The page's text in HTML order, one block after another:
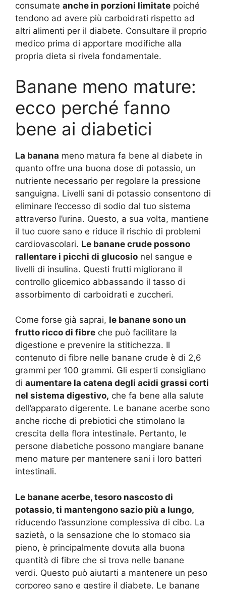
consumate anche in porzioni limitate poiché
tendono ad avere più carboidrati rispetto ad
altri alimenti per il diabete. Consultare il proprio
medico prima di apportare modifiche alla
propria dieta si rivela fondamentale.
Banane meno mature:
ecco perché fanno
bene ai diabetici
La banana meno matura fa bene al diabete in
quanto offre una buona dose di potassio, un
nutriente necessario per regolare la pressione
sanguigna. Livelli sani di potassio consentono di
eliminare l’eccesso di sodio dal tuo sistema
attraverso l’urina. Questo, a sua volta, mantiene
il tuo cuore sano e riduce il rischio di problemi
cardiovascolari. Le banane crude possono
rallentare i picchi di glucosio nel sangue e
livelli di insulina. Questi frutti migliorano il
controllo glicemico abbassando il tasso di
assorbimento di carboidrati e zuccheri.
Come forse già saprai, le banane sono un
frutto ricco di fibre che può facilitare la
digestione e prevenire la stitichezza. Il
contenuto di fibre nelle banane crude è di 2,6
grammi per 100 grammi. Gli esperti consigliano
di aumentare la catena degli acidi grassi corti
nel sistema digestivo, che fa bene alla salute
dell’apparato digerente. Le banane acerbe sono
anche ricche di prebiotici che stimolano la
crescita della flora intestinale. Pertanto, le
persone diabetiche possono mangiare banane
meno mature per mantenere sani i loro batteri
intestinali.
Le banane acerbe, tesoro nascosto di
potassio, ti mantengono sazio più a lungo,
riducendo l’assunzione complessiva di cibo. La
sazietà, o la sensazione che lo stomaco sia
pieno, è principalmente dovuta alla buona
quantità di fibre che si trova nelle banane
verdi. Questo può aiutarti a mantenere un peso
corporeo sano e gestire il diabete. Le banane